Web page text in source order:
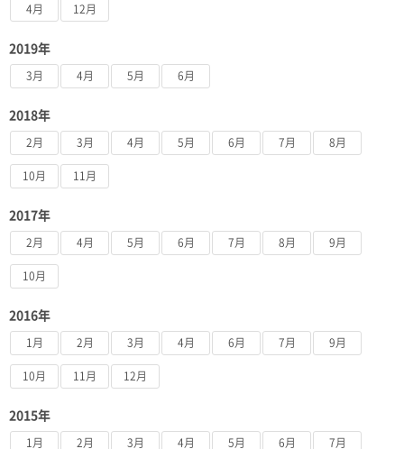
4月 12月
2019年
3月 4月 5月 6月
2018年
2月 3月 4月 5月 6月 7月 8月
10月 11月
2017年
2月 4月 5月 6月 7月 8月 9月
10月
2016年
1月 2月 3月 4月 6月 7月 9月
10月 11月 12月
2015年
1月 2月 3月 4月 5月 6月 7月